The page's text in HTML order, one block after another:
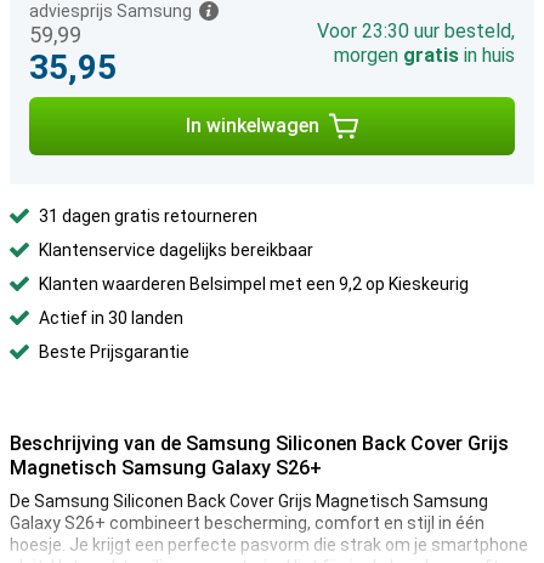
59,99
adviesprijs Samsung
35,95
Voor 23:30 uur besteld,
morgen gratis in huis
In winkelwagen
31 dagen gratis retourneren
Klantenservice dagelijks bereikbaar
Klanten waarderen Belsimpel met een 9,2 op Kieskeurig
Actief in 30 landen
Beste Prijsgarantie
Beschrijving van de Samsung Siliconen Back Cover Grijs
Magnetisch Samsung Galaxy S26+
De Samsung Siliconen Back Cover Grijs Magnetisch Samsung
Galaxy S26+ combineert bescherming, comfort en stijl in één
hoesje. Je krijgt een perfecte pasvorm die strak om je smartphone